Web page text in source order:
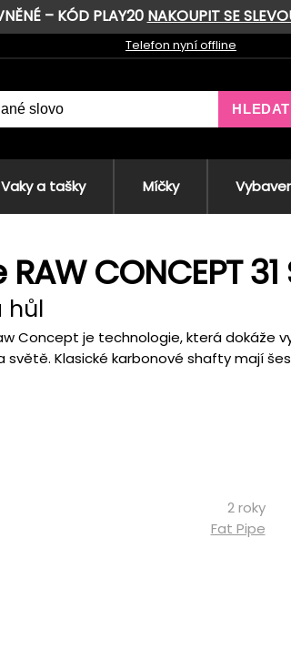
– KÓD PLAY20 NAKOUPIT SE
Telefon nyní offline
HLEDAT
Vaky a tašky Míčky
CONCEPT 31
hůl
Concept je technologie, která
světě. Klasické karbonové shafty mají
2 roky
Fat Pipe